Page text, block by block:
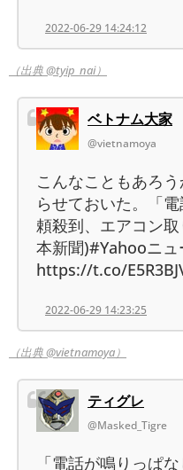
2022-06-29 14:24:12
（出典 @tyip_nai）
ベトナム大家
@vietnamoya
こんなこともあろ
らせておいた。「
頼殺到、エアコン
本新聞)#Yahooニュ
https://t.co/
2022-06-29 14:23:25
（出典 @vietnamoya）
ティグレ
@Masked_Tigre
「電話が鳴りっぱ